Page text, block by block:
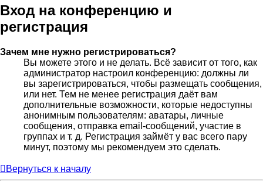
Вход на конференцию и
регистрация
Зачем мне нужно регистрироваться?
Вы можете этого и не делать. Всё зависит от того, как
администратор настроил конференцию: должны ли
вы зарегистрироваться, чтобы размещать сообщения,
или нет. Тем не менее регистрация даёт вам
дополнительные возможности, которые недоступны
анонимным пользователям: аватары, личные
сообщения, отправка email-сообщений, участие в
группах и т. д. Регистрация займёт у вас всего пару
минут, поэтому мы рекомендуем это сделать.
Вернуться к началу